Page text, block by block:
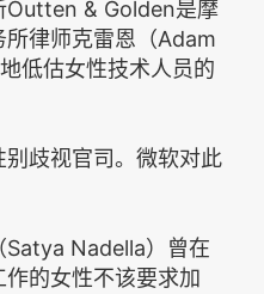
Outten & Golden是摩
律师克雷恩（Adam
低估女性技术人员的
歧视官司。微软对此
Satya Nadella）曾在
的女性不该要求加